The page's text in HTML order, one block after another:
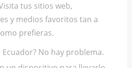
tus sitios web,
y medios favoritos tan a
prefieras.
Ecuador? No hay problema.